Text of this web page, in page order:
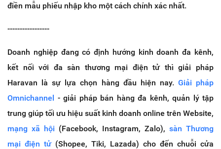
điền mẫu phiếu nhập kho một cách chính xác nhất.
-----------------
Doanh nghiệp đang có định hướng kinh doanh đa kênh,
kết nối với đa sàn thương mại điện tử thì giải pháp
Haravan là sự lựa chọn hàng đầu hiện nay. Giải pháp
Omnichannel - giải pháp bán hàng đa kênh, quản lý tập
trung giúp tối ưu hiệu suất kinh doanh online trên Website,
mạng xã hội (Facebook, Instagram, Zalo), sàn Thương
mại điện tử(Shopee, Tiki, Lazada) cho đến chuỗi cửa